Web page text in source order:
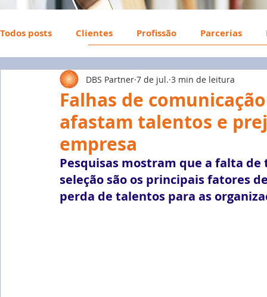
Todos posts Clientes Profissão Parcerias
FGTS Mercado de Trabalho
Emprego Avaliação de Desempenho
Reforma Trabalhista eSocial Recursos
Falhas de
afastam talentos e
empresa
DBS Partner 7 de jul. 3 min de leitura
Pesquisas mostram que a falta
seleção são os principais fatores
perda de talentos para as